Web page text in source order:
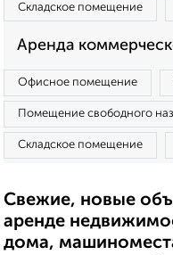
Складское помещение
Аренда
Офисное помещение
Помещение свободного
Складское помещение
Свежие, новые
аренде
дома,